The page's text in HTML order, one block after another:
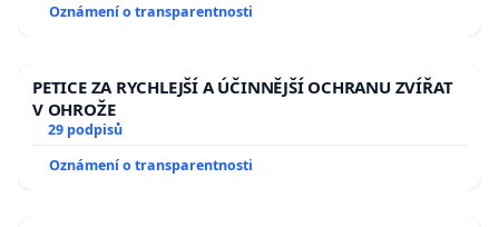
Oznámení o transparentnosti
PETICE ZA RYCHLEJŠÍ A ÚČINNĚJŠÍ OCHRANU ZVÍŘAT
V OHROŽE
29 podpisů
Oznámení o transparentnosti